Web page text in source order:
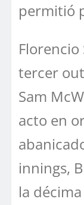
permitió
tercer
Sam
acto en
innings,
la